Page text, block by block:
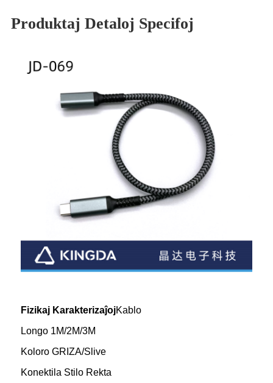
Produktaj Detaloj Specifoj
Fizikaj KarakterizaĵojKablo
Longo 1M/2M/3M
Koloro GRIZA/Slive
Konektila Stilo Rekta